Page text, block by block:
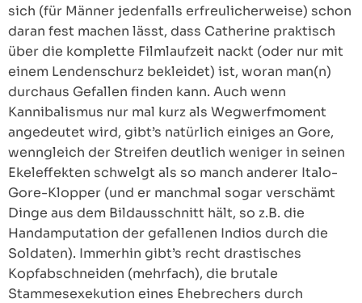
sich (für Männer jedenfalls erfreulicherweise) schon
daran fest machen lässt, dass Catherine praktisch
über die komplette Filmlaufzeit nackt (oder nur mit
einem Lendenschurz bekleidet) ist, woran man(n)
durchaus Gefallen finden kann. Auch wenn
Kannibalismus nur mal kurz als Wegwerfmoment
angedeutet wird, gibt’s natürlich einiges an Gore,
wenngleich der Streifen deutlich weniger in seinen
Ekeleffekten schwelgt als so manch anderer Italo-
Gore-Klopper (und er manchmal sogar verschämt
Dinge aus dem Bildausschnitt hält, so z.B. die
Handamputation der gefallenen Indios durch die
Soldaten). Immerhin gibt’s recht drastisches
Kopfabschneiden (mehrfach), die brutale
Stammesexekution eines Ehebrechers durch